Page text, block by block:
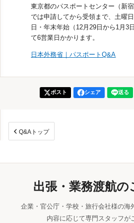
東京都のパスポートセンター（新
では申請してから受領まで、土曜
日・年末年始（12月29日から1月3
て6営業日かかります。
日本外務省｜パスポートQ&A
ポスト シェア 送る
Q&Aトップ
出張・業務渡航の
企業・官公庁・学校・旅行会社様の海
内容に応じて専門スタッフが